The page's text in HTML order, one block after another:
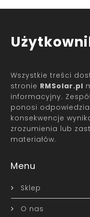
Wszystkie treści
stronie RMSolar.pl
informacyjny.
ponosi
konsekwencje
zrozumienia lub
materiałów.
Menu
Sklep
O nas